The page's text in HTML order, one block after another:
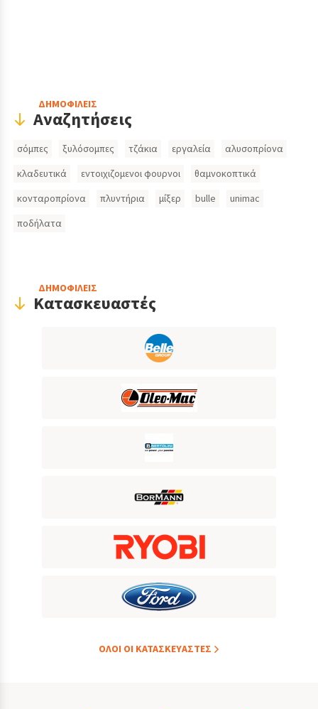
HeaderΔΗΜΟΦΙΛΕΙΣ
Αναζητήσεις
Search
σόμπες ξυλόσομπες τζάκια εργαλεία
αλυσοπρίονα
κλαδευτικά
εντοιχιζομενοι φουρνοι
θαμνοκοπτικά
κονταροπρίονα
πλυντήρια μίξερ bulle
unimac
ποδήλατα
ΔΗΜΟΦΙΛΕΙΣ
Κατασκευαστές
ΟΛOI ΟΙ ΚΑΤΑΣΚΕYΑΣΤΕΣ